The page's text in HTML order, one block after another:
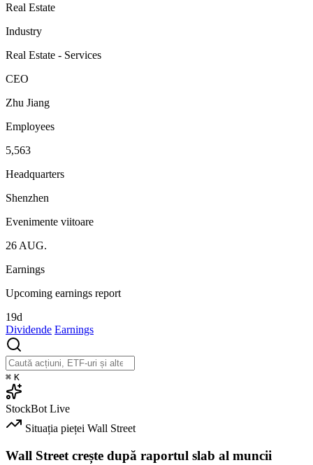
Real Estate
Industry
Real Estate - Services
CEO
Zhu Jiang
Employees
5,563
Headquarters
Shenzhen
Evenimente viitoare
26 AUG.
Earnings
Upcoming earnings report
19d
Dividende Earnings
⌘ K
StockBot Live
Situația pieței Wall Street
Wall Street crește după raportul slab al muncii